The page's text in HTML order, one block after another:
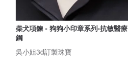
柴犬項鍊 - 狗狗小印章系列-抗敏醫療
鋼
吳小姐3d訂製珠寶